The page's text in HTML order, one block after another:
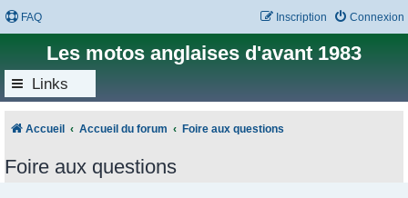
FAQ Connexion
Inscription
Les motos anglaises d'avant 1983
Links
Accueil Accueil du forum Foire aux questions
Foire aux questions